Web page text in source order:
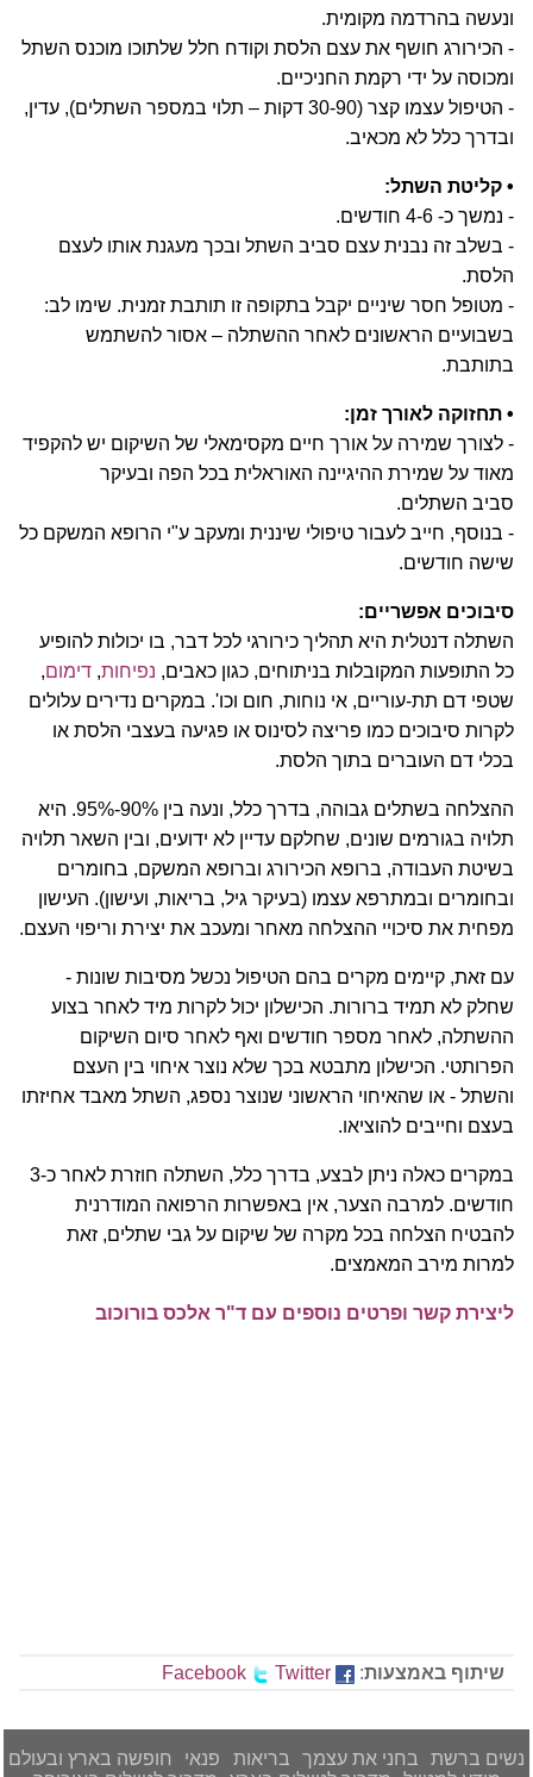
ונעשה בהרדמה מקומית.
- הכירורג חושף את עצם הלסת וקודח חלל שלתוכו מוכנס השתל
ומכוסה על ידי רקמת החניכיים.
- הטיפול עצמו קצר (30-90 דקות – תלוי במספר השתלים), עדין,
ובדרך כלל לא מכאיב.
• קליטת השתל:
- נמשך כ- 4-6 חודשים.
- בשלב זה נבנית עצם סביב השתל ובכך מעגנת אותו לעצם
הלסת.
- מטופל חסר שיניים יקבל בתקופה זו תותבת זמנית. שימו לב:
בשבועיים הראשונים לאחר ההשתלה – אסור להשתמש
בתותבת.
• תחזוקה לאורך זמן:
- לצורך שמירה על אורך חיים מקסימאלי של השיקום יש להקפיד
מאוד על שמירת ההיגיינה האוראלית בכל הפה ובעיקר
סביב השתלים.
- בנוסף, חייב לעבור טיפולי שיננית ומעקב ע"י הרופא המשקם כל
שישה חודשים.
סיבוכים אפשריים:
השתלה דנטלית היא תהליך כירורגי לכל דבר, בו יכולות להופיע
כל התופעות המקובלות בניתוחים, כגון כאבים, נפיחות, דימום,
שטפי דם תת-עוריים, אי נוחות, חום וכו'. במקרים נדירים עלולים
לקרות סיבוכים כמו פריצה לסינוס או פגיעה בעצבי הלסת או
בכלי דם העוברים בתוך הלסת.
ההצלחה בשתלים גבוהה, בדרך כלל, ונעה בין 90%-95%. היא
תלויה בגורמים שונים, שחלקם עדיין לא ידועים, ובין השאר תלויה
בשיטת העבודה, ברופא הכירורג וברופא המשקם, בחומרים
ובחומרים ובמתרפא עצמו (בעיקר גיל, בריאות, ועישון). העישון
מפחית את סיכויי ההצלחה מאחר ומעכב את יצירת וריפוי העצם.
עם זאת, קיימים מקרים בהם הטיפול נכשל מסיבות שונות -
שחלק לא תמיד ברורות. הכישלון יכול לקרות מיד לאחר בצוע
ההשתלה, לאחר מספר חודשים ואף לאחר סיום השיקום
הפרותטי. הכישלון מתבטא בכך שלא נוצר איחוי בין העצם
והשתל - או שהאיחוי הראשוני שנוצר נספג, השתל מאבד אחיזתו
בעצם וחייבים להוציאו.
במקרים כאלה ניתן לבצע, בדרך כלל, השתלה חוזרת לאחר כ-3
חודשים. למרבה הצער, אין באפשרות הרפואה המודרנית
להבטיח הצלחה בכל מקרה של שיקום על גבי שתלים, זאת
למרות מירב המאמצים.
ליצירת קשר ופרטים נוספים עם ד"ר אלכס בורוכוב
שיתוף באמצעות:
Facebook Twitter
נשים ברשת בחני את עצמך בריאות פנאי
חופשה בארץ ובעולם